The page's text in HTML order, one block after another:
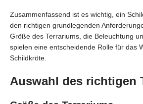
Zusammenfassend ist es wichtig, ein
den richtigen grundlegenden
Größe des Terrariums, die Beleuchtung
spielen eine entscheidende Rolle für das
Schildkröte.
Auswahl des richtigen